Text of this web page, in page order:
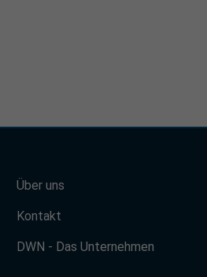
Über uns
Kontakt
DWN - Das Unternehmen